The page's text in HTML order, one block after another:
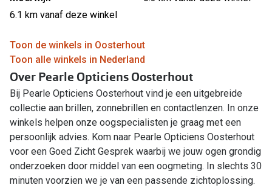
Nachtbril
6.1 km vanaf deze winkel
Toon de winkels in Oosterhout
Toon alle winkels in Nederland
Over Pearle Opticiens Oosterhout
Bij Pearle Opticiens Oosterhout vind je een uitgebreide
collectie aan brillen, zonnebrillen en contactlenzen. In onze
winkels helpen onze oogspecialisten je graag met een
persoonlijk advies. Kom naar Pearle Opticiens Oosterhout
voor een Goed Zicht Gesprek waarbij we jouw ogen grondig
onderzoeken door middel van een oogmeting. In slechts 30
minuten voorzien we je van een passende zichtoplossing.